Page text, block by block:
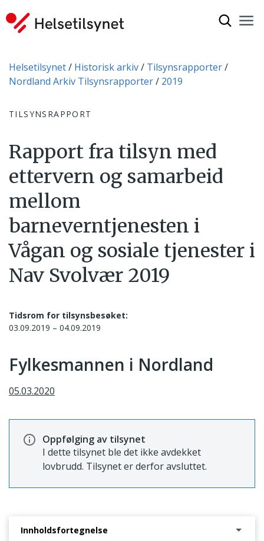
Du er her:
Helsetilsynet Historisk arkiv
Tilsynsrapporter
Nordland Arkiv Tilsynsrapporter
2019
TILSYNSRAPPORT
Rapport fra tilsyn med
ettervern og samarbeid
mellom
barneverntjenesten i
Vågan og sosiale tjenester i
Nav Svolvær 2019
Tidsrom for tilsynsbesøket:
03.09.2019 – 04.09.2019
Fylkesmannen i Nordland
05.03.2020
Oppfølging av tilsynet
I dette tilsynet ble det ikke avdekket
lovbrudd. Tilsynet er derfor avsluttet.
Innholdsfortegnelse